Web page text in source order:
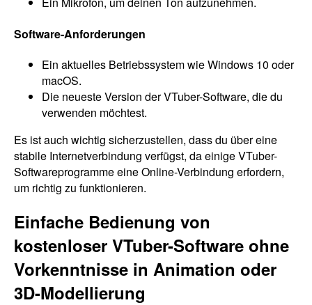
Software-Anforderungen
Ein aktuelles Betriebssystem wie Windows 10 oder
macOS.
Die neueste Version der VTuber-Software, die du
verwenden möchtest.
Es ist auch wichtig sicherzustellen, dass du über eine
stabile Internetverbindung verfügst, da einige VTuber-
Softwareprogramme eine Online-Verbindung erfordern,
um richtig zu funktionieren.
Einfache Bedienung von
kostenloser VTuber-Software ohne
Vorkenntnisse in Animation oder
3D-Modellierung